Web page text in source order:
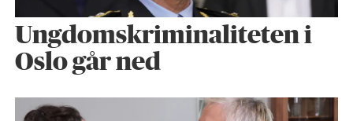
Ungdomskriminaliteten i
Oslo går ned